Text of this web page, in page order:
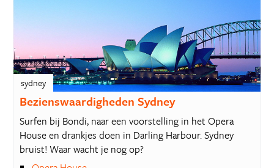
sydney
Bezienswaardigheden Sydney
Surfen bij Bondi, naar een voorstelling in het Opera
House en drankjes doen in Darling Harbour. Sydney
bruist! Waar wacht je nog op?